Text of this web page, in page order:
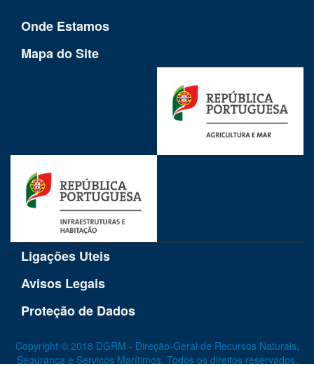
Onde Estamos
Mapa do Site
Ligações Uteis
Avisos Legais
Proteção de Dados
Copyright © 2018 DGRM - Direção-Geral de Recursos Naturais,
Segurança e Serviços Marítimos. Todos os direitos reservados.